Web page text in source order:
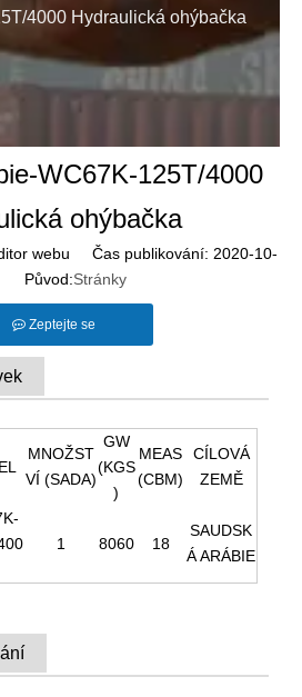
4000 Hydraulická ohýbačka
WC67K-125T/4000
ohýbačka
webu Čas publikování: 2020-10-
Původ:Stránky
Zeptejte se
MNOŽST
VÍ (SADA)
GW
(KGS
)
MEAS
(CBM)
CÍLOVÁ
ZEMĚ
1 8060 18
SAUDSK
Á ARÁBIE